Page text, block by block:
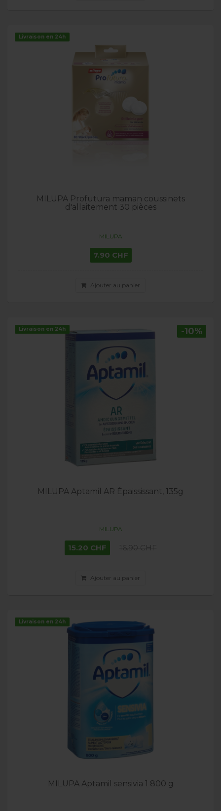
Livraison en 24h
MILUPA Profutura maman coussinets
d'allaitement 30 pièces
MILUPA
7.90 CHF
Ajouter au panier
Livraison en 24h -10%
MILUPA Aptamil AR Épaississant, 135g
MILUPA
15.20 CHF 16.90 CHF
Ajouter au panier
Livraison en 24h
MILUPA Aptamil sensivia 1 800 g